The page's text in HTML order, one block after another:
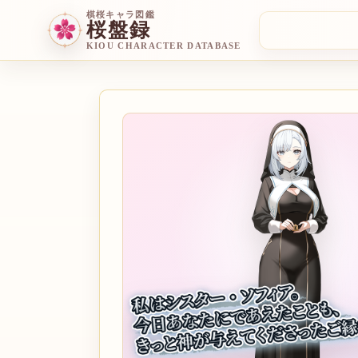
棋桜キャラ図鑑
桜盤録
KIOU CHARACTER DATABASE